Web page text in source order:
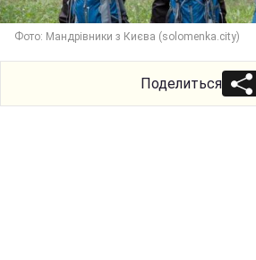
Фото: Мандрівники з Києва (solomenka.city)
Поделиться